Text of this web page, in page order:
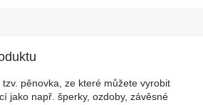
pěnovka, ze které můžete vyrobit
jako např. šperky, ozdoby, závěsné